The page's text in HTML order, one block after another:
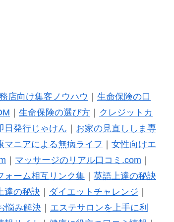
店向け集客ノウハウ ｜ 生命保険の口
｜ 生命保険の選び方｜ クレジットカ
日発行じゃけん ｜ お家の見直ししま専
マニアによる無病ライフ ｜ 女性向けエ
｜ マッサージのリアル口コミ.com ｜
ォーム相互リンク集｜ 英語上達の秘訣
達の秘訣 ｜ ダイエットチャレンジ ｜
悩み解決｜ エステサロンを上手に利